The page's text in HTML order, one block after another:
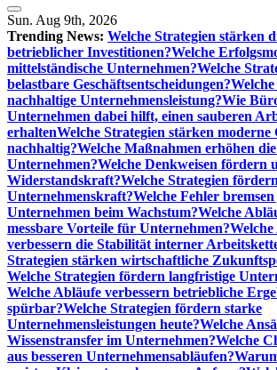
Sun. Aug 9th, 2026
Trending News: Welche Strategien stärken
betrieblicher Investitionen?Welche
mittelständische Unternehmen?Welche
belastbare Geschäftsentscheidungen?
nachhaltige Unternehmensleistung?Wie
Unternehmen dabei hilft, einen sauberen
erhaltenWelche Strategien stärken moderne
nachhaltig?Welche Maßnahmen erhöhen
Unternehmen?Welche Denkweisen fördern
Widerstandskraft?Welche Strategien
Unternehmenskraft?Welche Fehler
Unternehmen beim Wachstum?Welche
messbare Vorteile für Unternehmen?Welche
verbessern die Stabilität interner
Strategien stärken wirtschaftliche
Welche Strategien fördern langfristige
Welche Abläufe verbessern betriebliche
spürbar?Welche Strategien fördern starke
Unternehmensleistungen heute?Welche
Wissenstransfer im Unternehmen?Welche
aus besseren Unternehmensabläufen?